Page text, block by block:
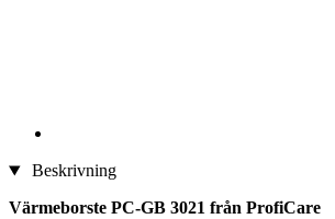
Beskrivning
Värmeborste PC-GB 3021 från ProfiCare